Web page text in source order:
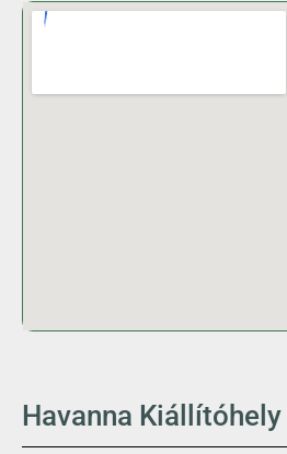
Havanna Kiállítóhely